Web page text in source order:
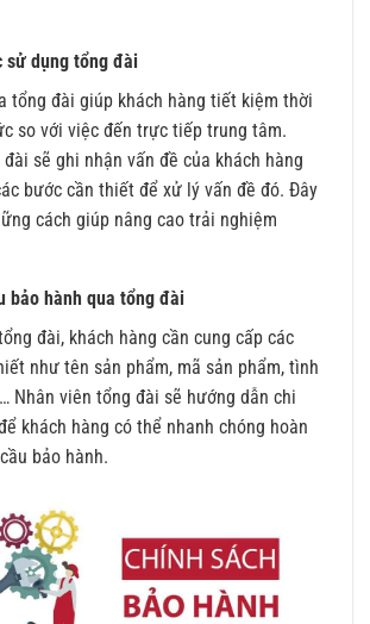
sử dụng tổng đài
tổng đài giúp khách hàng tiết kiệm thời
so với việc đến trực tiếp trung tâm.
sẽ ghi nhận vấn đề của khách hàng
bước cần thiết để xử lý vấn đề đó. Đây
cách giúp nâng cao trải nghiệm
bảo hành qua tổng đài
đài, khách hàng cần cung cấp các
như tên sản phẩm, mã sản phẩm, tình
Nhân viên tổng đài sẽ hướng dẫn chi
khách hàng có thể nhanh chóng hoàn
bảo hành.